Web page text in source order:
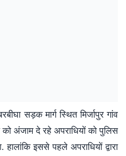
सड़क मार्ग स्थित मिर्जापुर गांव
अंजाम दे रहे अपराधियों को पुलिस
इससे पहले अपराधियों द्वारा